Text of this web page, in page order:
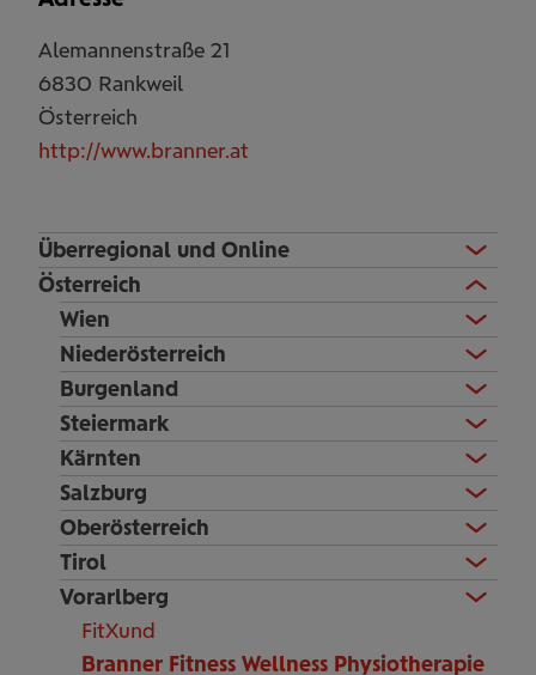
Überregional und Online
Österreich
Wien
Niederösterreich
Burgenland
Steiermark
Kärnten
Salzburg
Oberösterreich
Tirol
Vorarlberg
FitXund
Branner Fitness Wellness Physiotherapie
Alemannenstraße 21
6830 Rankweil
Österreich
http://www.branner.at